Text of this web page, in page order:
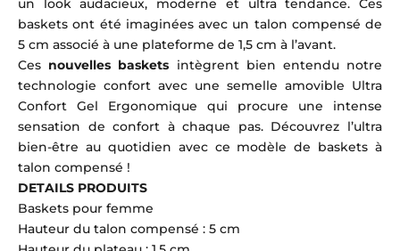
baskets ont été imaginées avec un talon compensé de
5 cm associé à une plateforme de 1,5 cm à l’avant.
Ces nouvelles baskets intègrent bien entendu notre
technologie confort avec une semelle amovible Ultra
Confort Gel Ergonomique qui procure une intense
sensation de confort à chaque pas. Découvrez l’ultra
bien-être au quotidien avec ce modèle de baskets à
talon compensé !
DETAILS PRODUITS
Baskets pour femme
Hauteur du talon compensé : 5 cm